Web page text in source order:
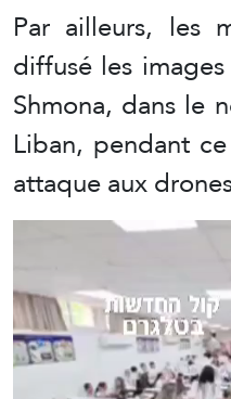
Par ailleurs, les
diffusé les
Shmona, dans le
Liban, pendant
attaque aux